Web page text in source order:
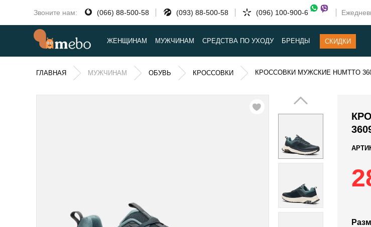
Звоните нам: (066) 88-500-58 (093) 88-500-58 (096) 100-900-6
ЖЕНЩИНАМ МУЖЧИНАМ СРЕДСТВА ПО УХОДУ БРЕНДЫ СКИДКИ
ГЛАВНАЯ МУЖЧИНАМ ОБУВЬ КРОССОВКИ КРОССОВКИ МУЖСКИЕ HUMTTO